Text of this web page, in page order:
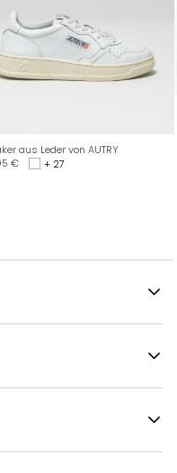
aus Leder von AUTRY
€ + 27